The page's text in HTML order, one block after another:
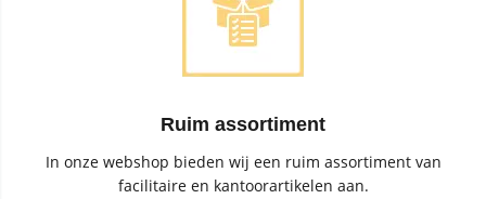
Ruim assortiment
In onze webshop bieden wij een ruim assortiment van
facilitaire en kantoorartikelen aan.